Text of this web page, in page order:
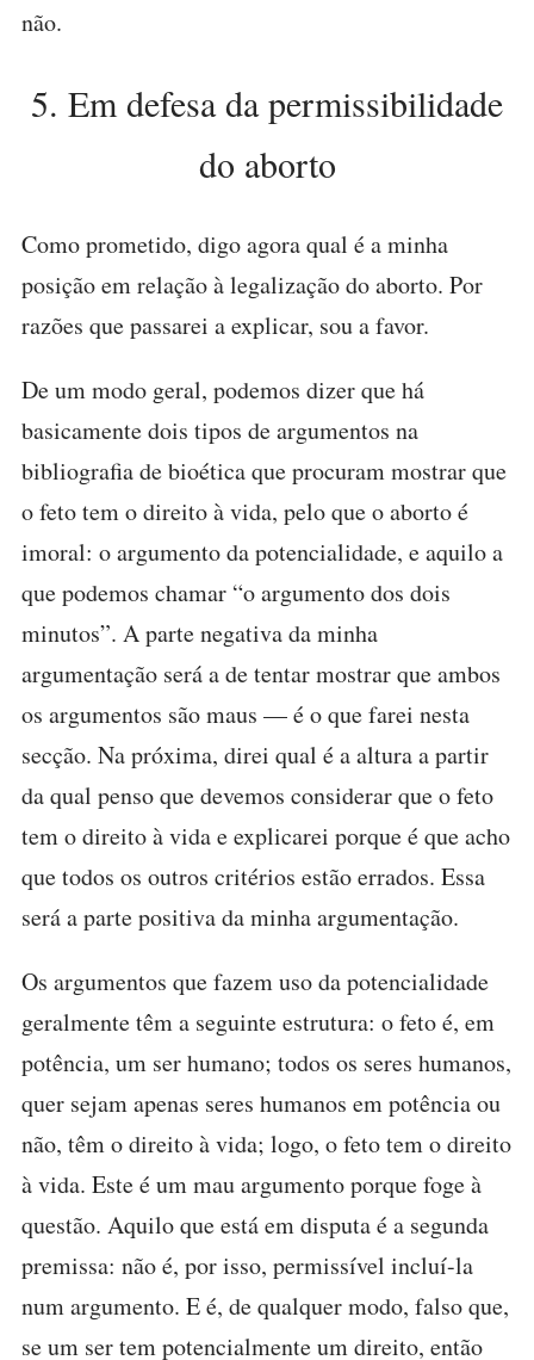
não.
5. Em defesa da permissibilidade
do aborto
Como prometido, digo agora qual é a minha
posição em relação à legalização do aborto. Por
razões que passarei a explicar, sou a favor.
De um modo geral, podemos dizer que há
basicamente dois tipos de argumentos na
bibliografia de bioética que procuram mostrar que
o feto tem o direito à vida, pelo que o aborto é
imoral: o argumento da potencialidade, e aquilo a
que podemos chamar “o argumento dos dois
minutos”. A parte negativa da minha
argumentação será a de tentar mostrar que ambos
os argumentos são maus — é o que farei nesta
secção. Na próxima, direi qual é a altura a partir
da qual penso que devemos considerar que o feto
tem o direito à vida e explicarei porque é que acho
que todos os outros critérios estão errados. Essa
será a parte positiva da minha argumentação.
Os argumentos que fazem uso da potencialidade
geralmente têm a seguinte estrutura: o feto é, em
potência, um ser humano; todos os seres humanos,
quer sejam apenas seres humanos em potência ou
não, têm o direito à vida; logo, o feto tem o direito
à vida. Este é um mau argumento porque foge à
questão. Aquilo que está em disputa é a segunda
premissa: não é, por isso, permissível incluí-la
num argumento. E é, de qualquer modo, falso que,
se um ser tem potencialmente um direito, então